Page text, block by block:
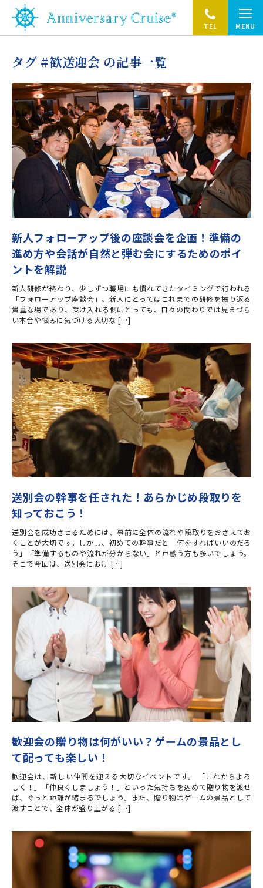
TEL MENU
タグ #歓送迎会 の記事一覧
新人フォローアップ後の座談会を企画！準備の
進め方や会話が自然と弾む会にするためのポイ
ントを解説
新人研修が終わり、少しずつ職場にも慣れてきたタイミングで行われる
「フォローアップ座談会」。新人にとってはこれまでの研修を振り返る
貴重な場であり、受け入れる側にとっても、日々の関わりでは見えづら
い本音や悩みに気づける大切な […]
送別会の幹事を任された！あらかじめ段取りを
知っておこう！
送別会を成功させるためには、事前に全体の流れや段取りをおさえてお
くことが大切です。しかし、初めての幹事だと「何をすればいいのだろ
う」「準備するものや流れが分からない」と戸惑う方も多いでしょう。
そこで今回は、送別会におけ […]
歓迎会の贈り物は何がいい？ゲームの景品とし
て配っても楽しい！
歓迎会は、新しい仲間を迎える大切なイベントです。 「これからよろ
しく！」「仲良くしましょう！」といった気持ちを込めて贈り物を渡せ
ば、ぐっと距離が縮まるでしょう。また、贈り物はゲームの景品として
渡すことで、全体が盛り上がる […]